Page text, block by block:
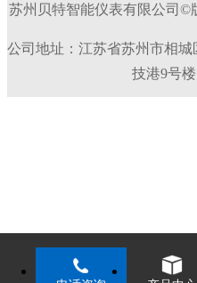
苏州贝特智能仪表有限公司©
公司地址：江苏省苏州市相
技港9号楼